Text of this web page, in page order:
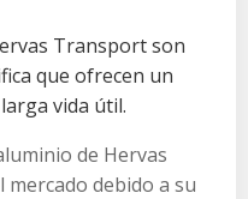
Transport son
que ofrecen un
vida útil.
de Hervas
debido a su